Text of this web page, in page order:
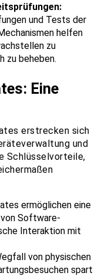
und Tests der
helfen
zu
zu beheben.
Eine
erstrecken sich
und
Schlüsselvorteile,
ermöglichen eine
Software-
Interaktion mit
von physischen
spart